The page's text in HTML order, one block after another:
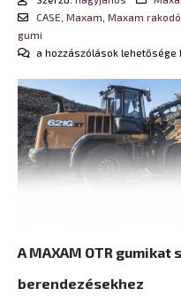
CASE Maxam Maxam
gumi
Maxam
rakodógép
gumi
CASE
elsőszerelésként!
bejegyzéshez
a hozzászólások lehetősége
A MAXAM OTR
berendezésekhez